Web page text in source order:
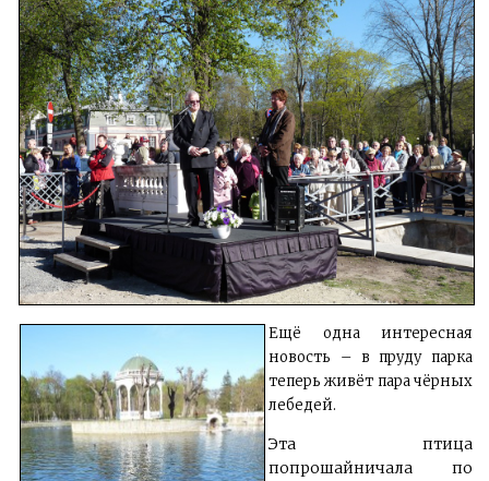
Ещё одна интересная
новость – в пруду парка
теперь живёт пара чёрных
лебедей.
Эта птица
попрошайничала по